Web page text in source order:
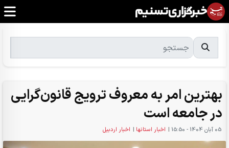
بهترین امر به معروف ترویج قانون‌گرایی
در جامعه است
05 آبان 1404 - 15:50 | اخبار استانها | اخبار اردبیل